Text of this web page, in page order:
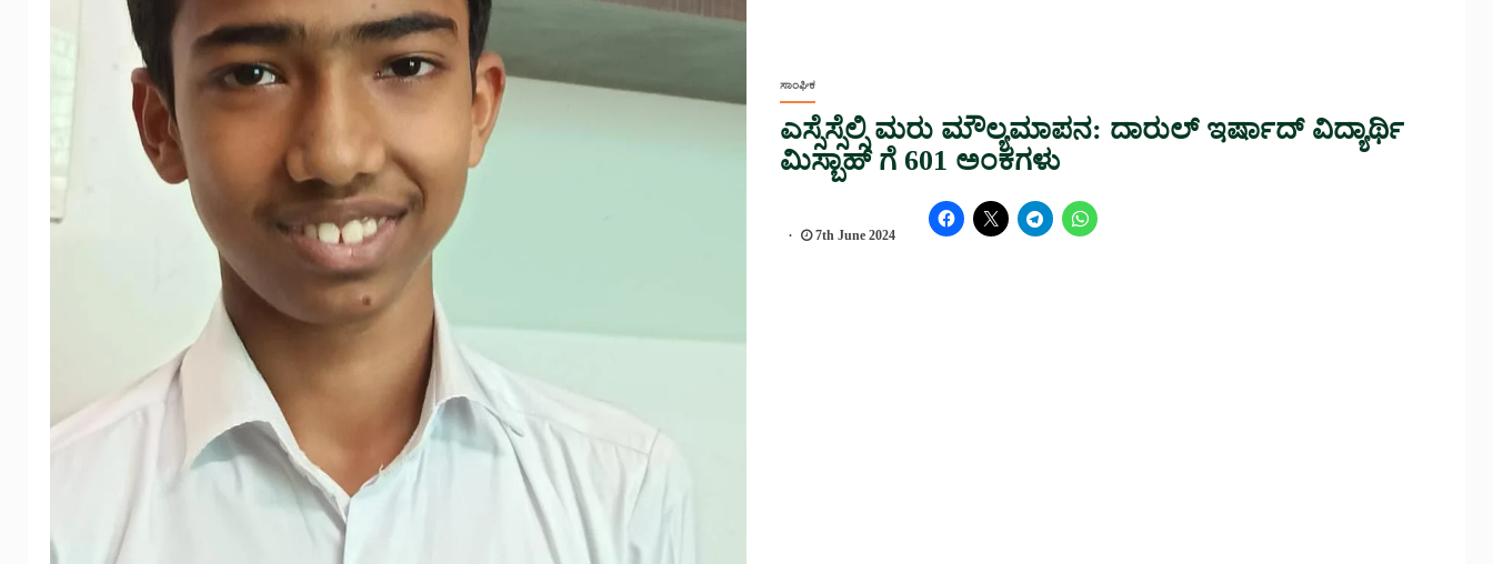
ಸಾಂಘಿಕ
ಎಸ್ಸೆಸ್ಸೆಲ್ಸಿ ಮರು ಮೌಲ್ಯಮಾಪನ: ದಾರುಲ್ ಇರ್ಷಾದ್ ವಿದ್ಯಾರ್ಥಿ
ಮಿಸ್ಬಾಹ್ ಗೆ 601 ಅಂಕಗಳು
7th June 2024